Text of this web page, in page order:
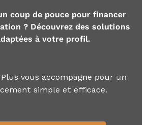
coup de pouce pour financer
? Découvrez des solutions
à votre profil.
vous accompagne pour un
simple et efficace.